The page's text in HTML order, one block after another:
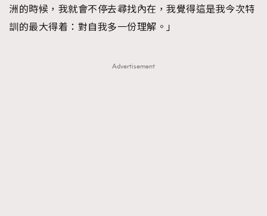
洲的時候，我就會不停去尋找內在，我覺得這是我今次特
訓的最大得着：對自我多一份理解。」
Advertisement